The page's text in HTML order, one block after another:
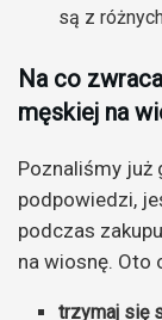
są z
Na co
męskiej na
Poznaliśmy już
podpowiedzi,
podczas
na wiosnę. Oto
trzymaj się